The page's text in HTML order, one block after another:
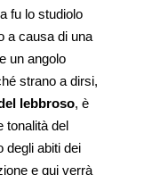
fu lo studiolo
a causa di una
un angolo
strano a dirsi,
lebbroso, è
tonalità del
degli abiti dei
e qui verrà